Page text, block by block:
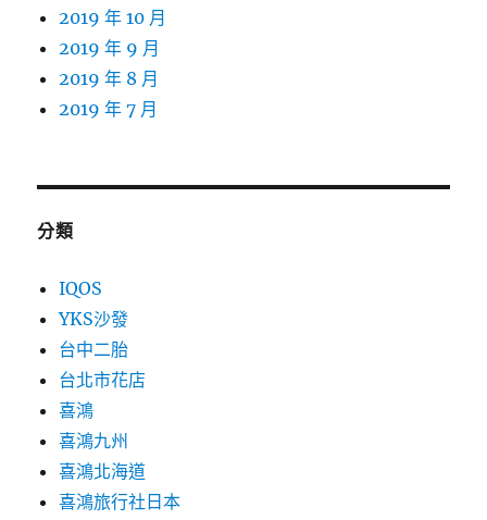
2019 年 10 月
2019 年 9 月
2019 年 8 月
2019 年 7 月
分類
IQOS
YKS沙發
台中二胎
台北市花店
喜鴻
喜鴻九州
喜鴻北海道
喜鴻旅行社日本